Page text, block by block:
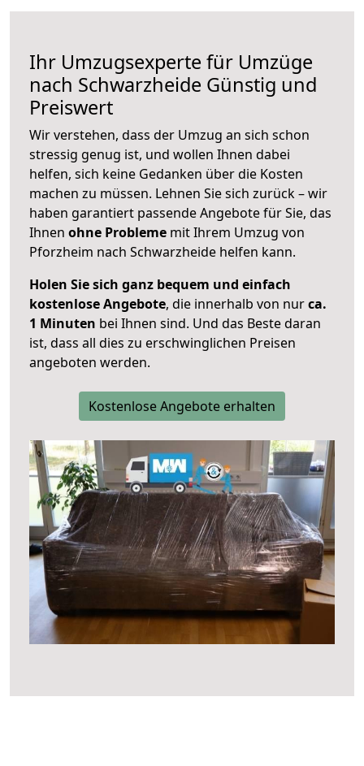
Ihr Umzugsexperte für Umzüge
nach Schwarzheide Günstig und
Preiswert
Wir verstehen, dass der Umzug an sich schon
stressig genug ist, und wollen Ihnen dabei
helfen, sich keine Gedanken über die Kosten
machen zu müssen. Lehnen Sie sich zurück – wir
haben garantiert passende Angebote für Sie, das
Ihnen ohne Probleme mit Ihrem Umzug von
Pforzheim nach Schwarzheide helfen kann.
Holen Sie sich ganz bequem und einfach
kostenlose Angebote, die innerhalb von nurca.
1 Minuten bei Ihnen sind. Und das Beste daran
ist, dass all dies zu erschwinglichen Preisen
angeboten werden.
Kostenlose Angebote erhalten